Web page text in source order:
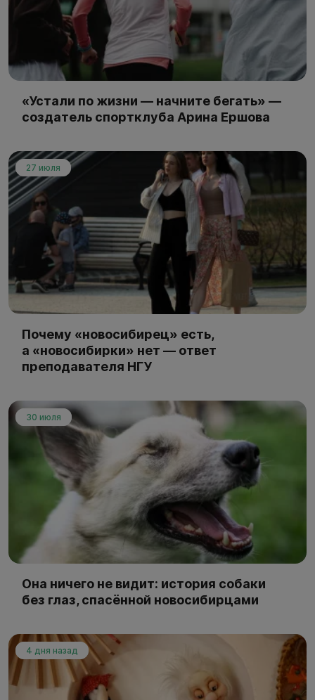
«Устали по жизни — начните бегать» —
создатель спортклуба Арина Ершова
27 июля
Почему «новосибирец» есть,
а «новосибирки» нет — ответ
преподавателя НГУ
30 июля
Она ничего не видит: история собаки
без глаз, спасённой новосибирцами
4 дня назад